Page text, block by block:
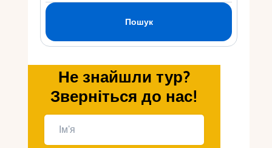
Не знайшли тур?
Зверніться до нас!